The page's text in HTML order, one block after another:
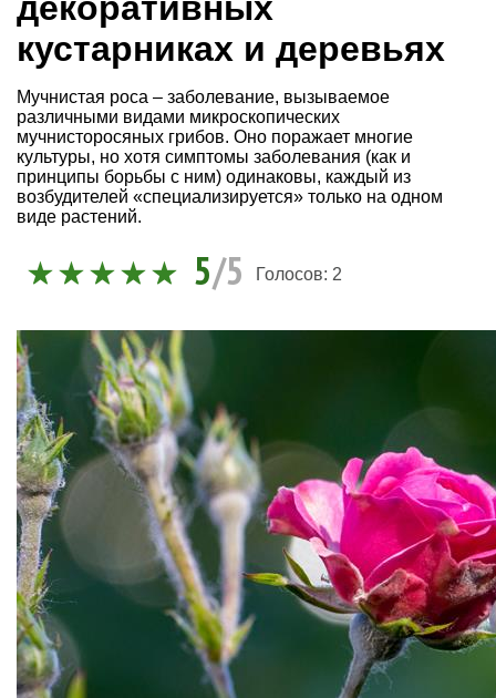
кустарниках и деревьях
Мучнистая роса – заболевание, вызываемое
различными видами микроскопических
мучнисторосяных грибов. Оно поражает многие
культуры, но хотя симптомы заболевания (как и
принципы борьбы с ним) одинаковы, каждый из
возбудителей «специализируется» только на одном
виде растений.
5/5 Голосов: 2